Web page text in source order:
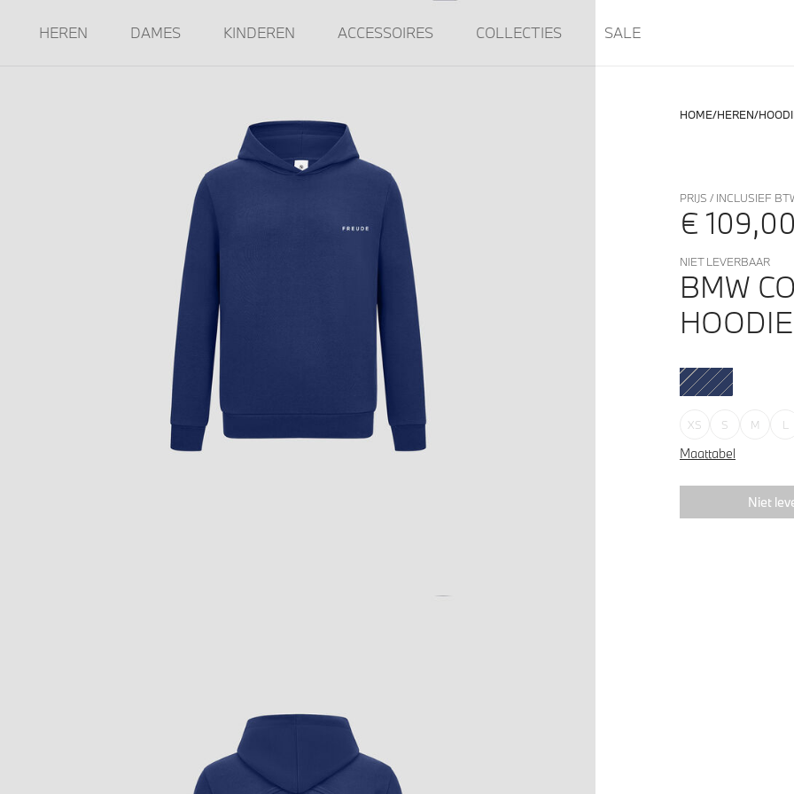
HEREN DAMES KINDEREN ACCESSOIRES COLLECTIES SALE
HOME HEREN
PRIJS / INCLUSIEF
€ 109,00
NIET LEVERBAAR
BMW
HOODIE
XS S M L
Maattabel
Niet